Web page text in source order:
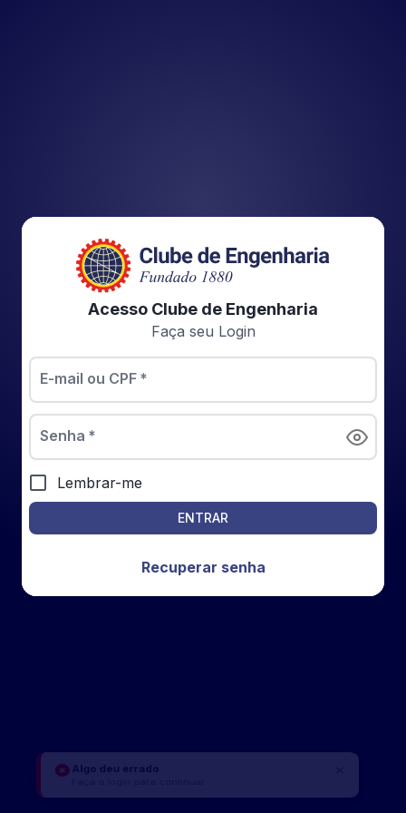
Acesso Clube de Engenharia
Faça seu Login
E-mail ou CPF *
Senha *
Lembrar-me
ENTRAR
Recuperar senha